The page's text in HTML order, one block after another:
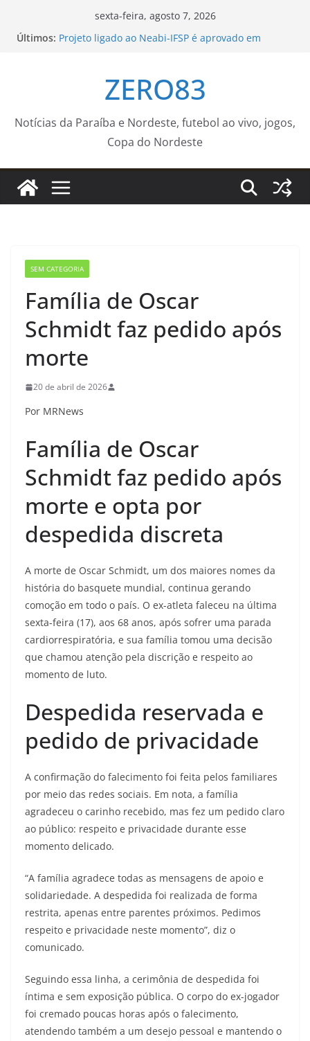
sexta-feira, agosto 7, 2026
Últimos: Projeto ligado ao Neabi-IFSP é aprovado em
experiências e leva time sub-14 de futebol para
amistoso em Natal
Crise e reforça ações preventivas diante da
previsão de ventos fortes
Desmatamento na Amazônia cai 36,87% no último
Atenção, motoristas! – Prefeitura Estância
Turística Guaratinguetá
ZERO83
Notícias da Paraíba e Nordeste, futebol ao vivo, jogos,
Copa do Nordeste
SEM CATEGORIA
Família de Oscar
Schmidt faz pedido após
morte
20 de abril de 2026
Por MRNews
Família de Oscar
Schmidt faz pedido após
morte e opta por
despedida discreta
A morte de Oscar Schmidt, um dos maiores nomes da
história do basquete mundial, continua gerando
comoção em todo o país. O ex-atleta faleceu na última
sexta-feira (17), aos 68 anos, após sofrer uma parada
cardiorrespiratória, e sua família tomou uma decisão
que chamou atenção pela discrição e respeito ao
momento de luto.
Despedida reservada e
pedido de privacidade
A confirmação do falecimento foi feita pelos familiares
por meio das redes sociais. Em nota, a família
agradeceu o carinho recebido, mas fez um pedido claro
ao público: respeito e privacidade durante esse
momento delicado.
“A família agradece todas as mensagens de apoio e
solidariedade. A despedida foi realizada de forma
restrita, apenas entre parentes próximos. Pedimos
respeito e privacidade neste momento”, diz o
comunicado.
Seguindo essa linha, a cerimônia de despedida foi
íntima e sem exposição pública. O corpo do ex-jogador
foi cremado poucas horas após o falecimento,
atendendo também a um desejo pessoal e mantendo o